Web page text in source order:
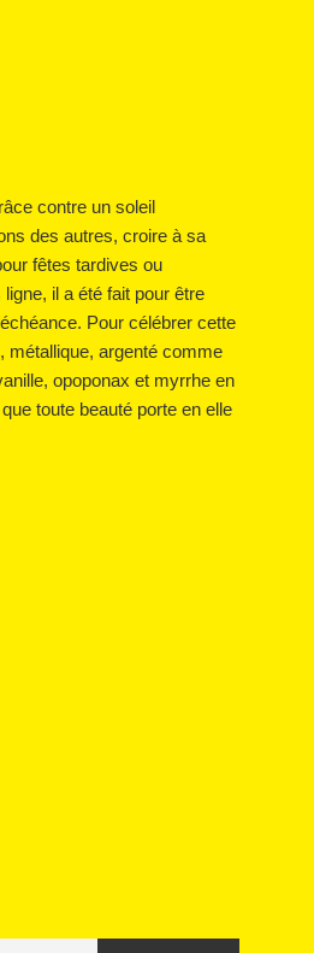
contre un soleil
des autres, croire à sa
fêtes tardives ou
il a été fait pour être
Pour célébrer cette
métallique, argenté comme
opoponax et myrrhe en
toute beauté porte en elle